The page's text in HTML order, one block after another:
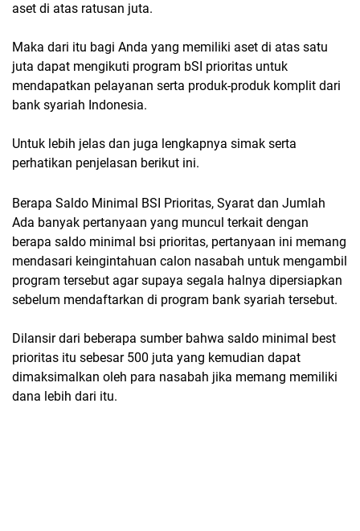
aset di atas ratusan juta.
Maka dari itu bagi Anda yang memiliki aset di atas satu
juta dapat mengikuti program bSI prioritas untuk
mendapatkan pelayanan serta produk-produk komplit dari
bank syariah Indonesia.
Untuk lebih jelas dan juga lengkapnya simak serta
perhatikan penjelasan berikut ini.
Berapa Saldo Minimal BSI Prioritas, Syarat dan Jumlah
Ada banyak pertanyaan yang muncul terkait dengan
berapa saldo minimal bsi prioritas, pertanyaan ini memang
mendasari keingintahuan calon nasabah untuk mengambil
program tersebut agar supaya segala halnya dipersiapkan
sebelum mendaftarkan di program bank syariah tersebut.
Dilansir dari beberapa sumber bahwa saldo minimal best
prioritas itu sebesar 500 juta yang kemudian dapat
dimaksimalkan oleh para nasabah jika memang memiliki
dana lebih dari itu.